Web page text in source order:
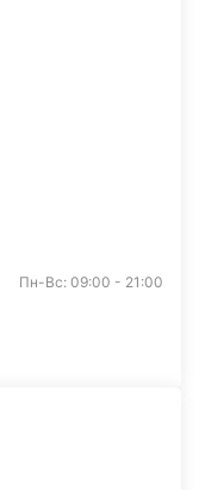
Пн-Вс: 09:00 - 21:00